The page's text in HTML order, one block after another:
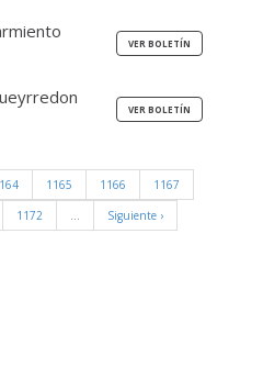
1165 1166
1167
1172 …
Siguiente ›